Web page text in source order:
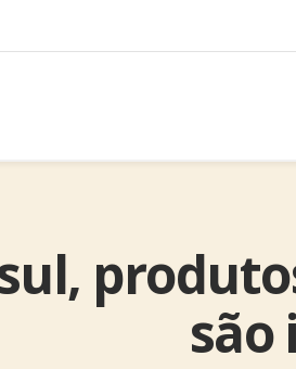
são